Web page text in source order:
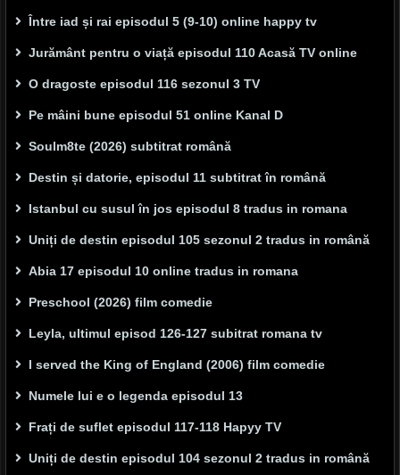
Între iad și rai episodul 5 (9-10) online happy tv
Jurământ pentru o viață episodul 110 Acasă TV online
O dragoste episodul 116 sezonul 3 TV
Pe mâini bune episodul 51 online Kanal D
Soulm8te (2026) subtitrat română
Destin și datorie, episodul 11 subtitrat în română
Istanbul cu susul în jos episodul 8 tradus in romana
Uniți de destin episodul 105 sezonul 2 tradus in română
Abia 17 episodul 10 online tradus in romana
Preschool (2026) film comedie
Leyla, ultimul episod 126-127 subitrat romana tv
I served the King of England (2006) film comedie
Numele lui e o legenda episodul 13
Frați de suflet episodul 117-118 Hapyy TV
Uniți de destin episodul 104 sezonul 2 tradus in română